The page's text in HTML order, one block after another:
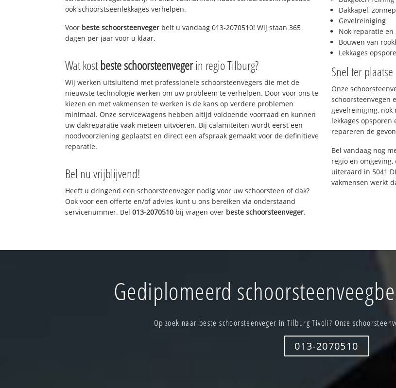
ook schoorstseenlekkages verhelpen.
Voor beste schoorsteenveger belt u vandaag 013-2070510! Wij staan 365
dagen per jaar voor u klaar.
Wat kostbeste schoorsteenvegerin regio Tilburg?
Wij werken uitsluitend met professionele schoorsteenvegers die met de
nieuwste technologie werken om uw probleem te verhelpen. Door voor ons te
kiezen en met vakmensen te werken is de kans op verdere problemen
minimaal. Onze servicewagens hebben altijd voldoende voorraad en kunnen
uw dakreparatie vaak meteen uitvoeren. Bij calamiteiten wordt eerst een
noodvoorziening geplaatst en direct een afspraak gemaakt voor de definitieve
reparatie.
Bel nu vrijblijvend!
Heeft u dringend een schoorsteenveger nodig voor uw schoorsteen of dak?
Ook voor een offerte en/of advies kunt u ons bereiken via onderstaand
servicenummer. Bel013-2070510 bij vragen over beste schoorsteenveger.
Dakkapel,
Gevelreiniging
Nok reparatie en
Bouwen van
Lekkages
Snel ter plaatse
Onze
schoorsteenvegen
gevelreiniging, nok
lekkages
repareren de
Bel vandaag nog
regio en omgeving,
uiteraard in 5041
vakmensen werkt
Gediplomeerd
Op zoek naar beste schoorsteenveger in Tilburg Tivoli? Onze
013-2070510